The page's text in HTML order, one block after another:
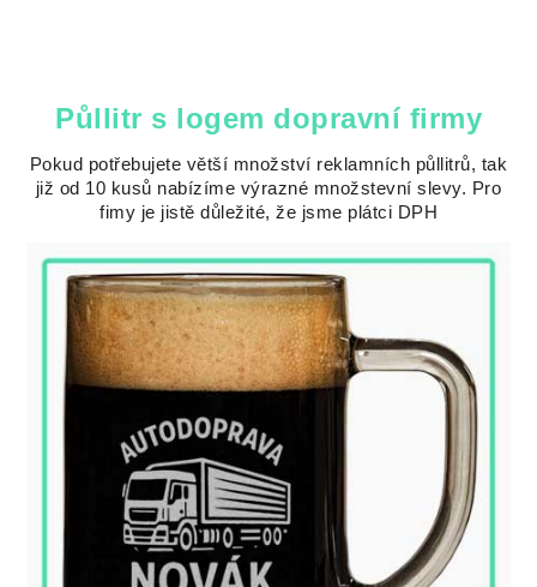
Půllitr s logem dopravní firmy
Pokud potřebujete větší množství reklamních půllitrů, tak
již od 10 kusů nabízíme výrazné množstevní slevy. Pro
fimy je jistě důležité, že jsme plátci DPH